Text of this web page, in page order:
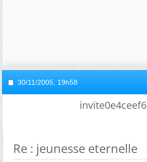
30/11/2005, 19h58
invite0e4ceef6
Re : jeunesse eternelle